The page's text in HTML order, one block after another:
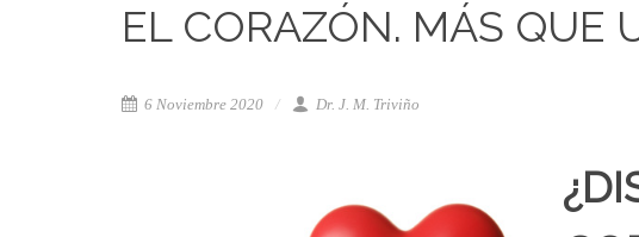
EL CORAZÓN. MÁS QUE
6 Noviembre 2020 Dr. J. M. Triviño